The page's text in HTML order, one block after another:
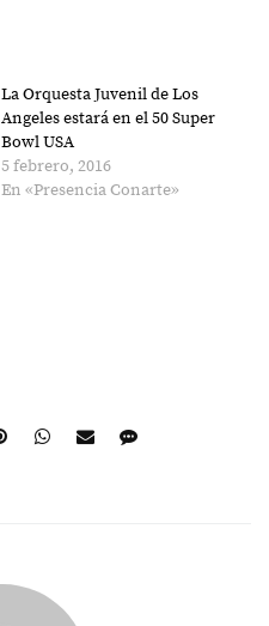
La Orquesta Juvenil de Los
Angeles estará en el 50 Super
Bowl USA
5 febrero, 2016
En «Presencia Conarte»